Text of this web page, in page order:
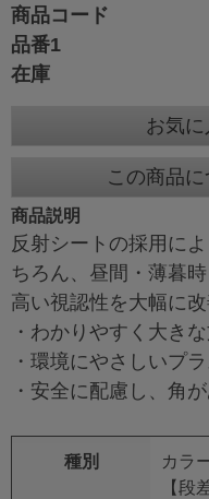
商品コード
品番1
在庫
お気
この商品
商品説明
反射シートの採用に
ちろん、昼間・薄暮
高い視認性を大幅に
・わかりやすく大き
・環境にやさしいプ
・安全に配慮し、角
種別
カラ
【段